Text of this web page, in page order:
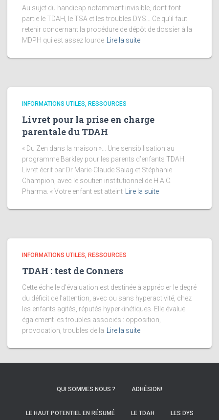
Au sujet du handicap notamment invisible, dont font
partie le TDAH, le TSA et les troubles DYS… Ce qu’il faut
retenir concernant la procédure de dépôt de dossier à la
MDPH qui est assez lourde
Lire la suite
INFORMATIONS UTILES, RESSOURCES
Livret pour la prise en charge
parentale du TDAH
« Du Zen dans la maison »… Une sensibilisation au
programme Barkley pour les parents d’enfants TDAH.
Livret écrit par Dr Marie-Claude Saiag et Stéphanie
Champion, avec le soutien institutionnel de H.A.C.
Pharma. « Votre enfant est atteint
Lire la suite
INFORMATIONS UTILES, RESSOURCES
TDAH : test de Conners
Cette échelle d’évaluation est destinée à apprécier le degré
du déficit de l’attention, avec ou sans hyperactivité, chez
les enfants agités, réputés hyperkinétiques. Elle évalue
également les troubles associés : opposition,
provocation, troubles de la
Lire la suite
QUI SOMMES NOUS ? ADHÉSION!
LE HAUT POTENTIEL EN RÉSUMÉ LE TDAH LES DYS